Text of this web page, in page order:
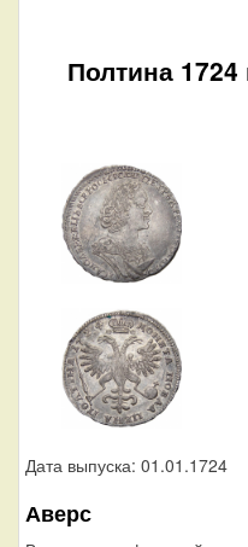
Полтина
Дата выпуска: 01.01.1724
Аверс